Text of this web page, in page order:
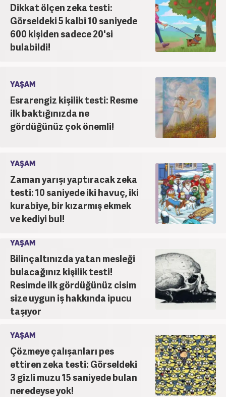
Dikkat ölçen zeka testi:
Görseldeki 5 kalbi 10 saniyede
600 kişiden sadece 20'si
bulabildi!
YAŞAM
Esrarengiz kişilik testi: Resme
ilk baktığınızda ne
gördüğünüz çok önemli!
YAŞAM
Zaman yarışı yaptıracak zeka
testi: 10 saniyede iki havuç, iki
kurabiye, bir kızarmış ekmek
ve kediyi bul!
YAŞAM
Bilinçaltınızda yatan mesleği
bulacağınız kişilik testi!
Resimde ilk gördüğünüz cisim
size uygun iş hakkında ipucu
taşıyor
YAŞAM
Çözmeye çalışanları pes
ettiren zeka testi: Görseldeki
3 gizli muzu 15 saniyede bulan
neredeyse yok!